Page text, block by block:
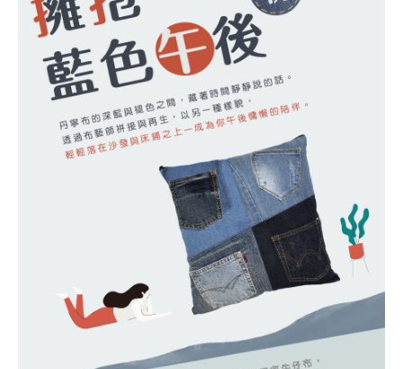
使用再生牛仔布拼接製作，每件皆為獨一無二
• 材質厚實、耐用，具柔軟觸感
• 拉鍊設計，簡約俐落，方便清洗
• 色澤自然洗舊，展現復古質感與生活痕跡
• 為日常生活增添永續生活美學與質感氛圍